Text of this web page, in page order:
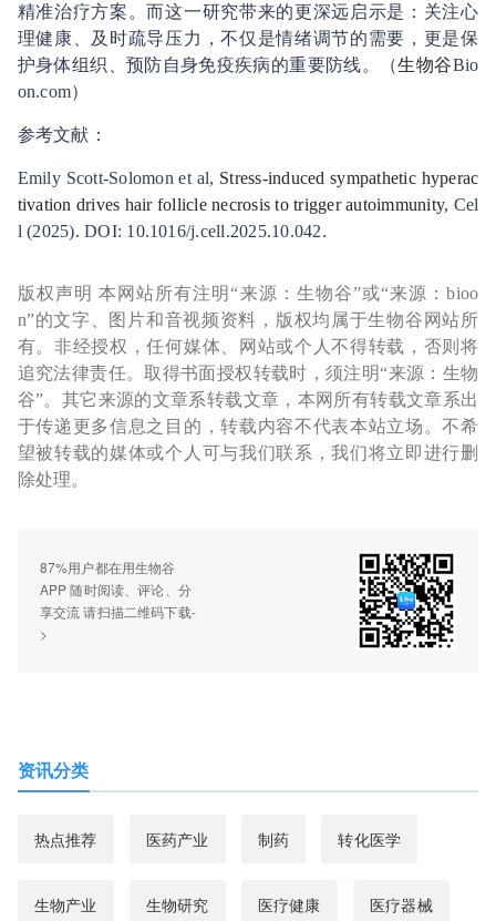
精准治疗方案。而这一研究带来的更深远启示是：关注心
理健康、及时疏导压力，不仅是情绪调节的需要，更是保
护身体组织、预防自身免疫疾病的重要防线。（生物谷Bio
on.com）
参考文献：
Emily Scott-Solomon et al, Stress-induced sympathetic hyperac
tivation drives hair follicle necrosis to trigger autoimmunity, Cel
l (2025). DOI: 10.1016/j.cell.2025.10.042.
版权声明 本网站所有注明“来源：生物谷”或“来源：bioo
n”的文字、图片和音视频资料，版权均属于生物谷网站所
有。非经授权，任何媒体、网站或个人不得转载，否则将
追究法律责任。取得书面授权转载时，须注明“来源：生物
谷”。其它来源的文章系转载文章，本网所有转载文章系出
于传递更多信息之目的，转载内容不代表本站立场。不希
望被转载的媒体或个人可与我们联系，我们将立即进行删
除处理。
87%用户都在用生物谷
APP 随时阅读、评论、分
享交流 请扫描二维码下载-
>
资讯分类
热点推荐 医药产业 制药 转化医学
生物产业 生物研究 医疗健康 医疗器械